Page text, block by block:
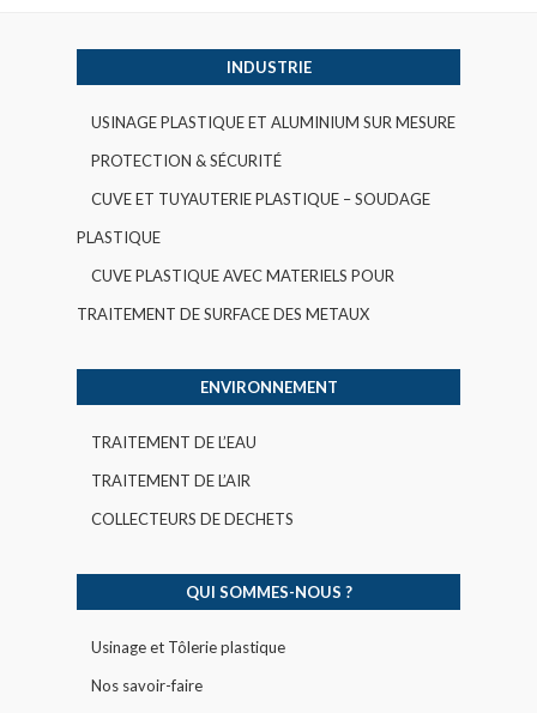
INDUSTRIE
USINAGE PLASTIQUE ET ALUMINIUM SUR MESURE
PROTECTION & SÉCURITÉ
CUVE ET TUYAUTERIE PLASTIQUE – SOUDAGE
PLASTIQUE
CUVE PLASTIQUE AVEC MATERIELS POUR
TRAITEMENT DE SURFACE DES METAUX
ENVIRONNEMENT
TRAITEMENT DE L’EAU
TRAITEMENT DE L’AIR
COLLECTEURS DE DECHETS
QUI SOMMES-NOUS ?
Usinage et Tôlerie plastique
Nos savoir-faire